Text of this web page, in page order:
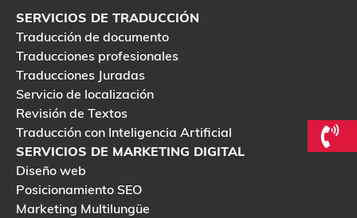
SERVICIOS DE TRADUCCIÓN
Traducción de documento
Traducciones profesionales
Traducciones Juradas
Servicio de localización
Revisión de Textos
Traducción con Inteligencia Artificial
SERVICIOS DE MARKETING DIGITAL
Diseño web
Posicionamiento SEO
Marketing Multilungüe